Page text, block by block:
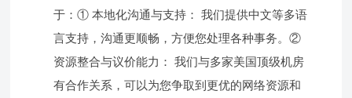
于：① 本地化沟通与支持： 我们提供中文等多语
言支持，沟通更顺畅，方便您处理各种事务。②
资源整合与议价能力： 我们与多家美国顶级机房
有合作关系，可以为您争取到更优的网络资源和